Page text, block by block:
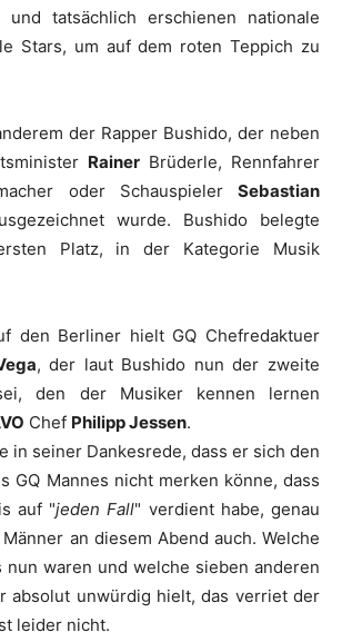
und tatsächlich erschienen nationale
Stars, um auf dem roten Teppich zu
der Rapper Bushido, der neben
Rainer Brüderle, Rennfahrer
oder Schauspieler Sebastian
wurde. Bushido belegte
Platz, in der Kategorie Musik
den Berliner hielt GQ Chefredaktuer
, der laut Bushido nun der zweite
den der Musiker kennen lernen
Chef Philipp Jessen.
in seiner Dankesrede, dass er sich den
GQ Mannes nicht merken könne, dass
auf "jeden Fall" verdient habe, genau
an diesem Abend auch. Welche
nun waren und welche sieben anderen
absolut unwürdig hielt, das verriet der
leider nicht.